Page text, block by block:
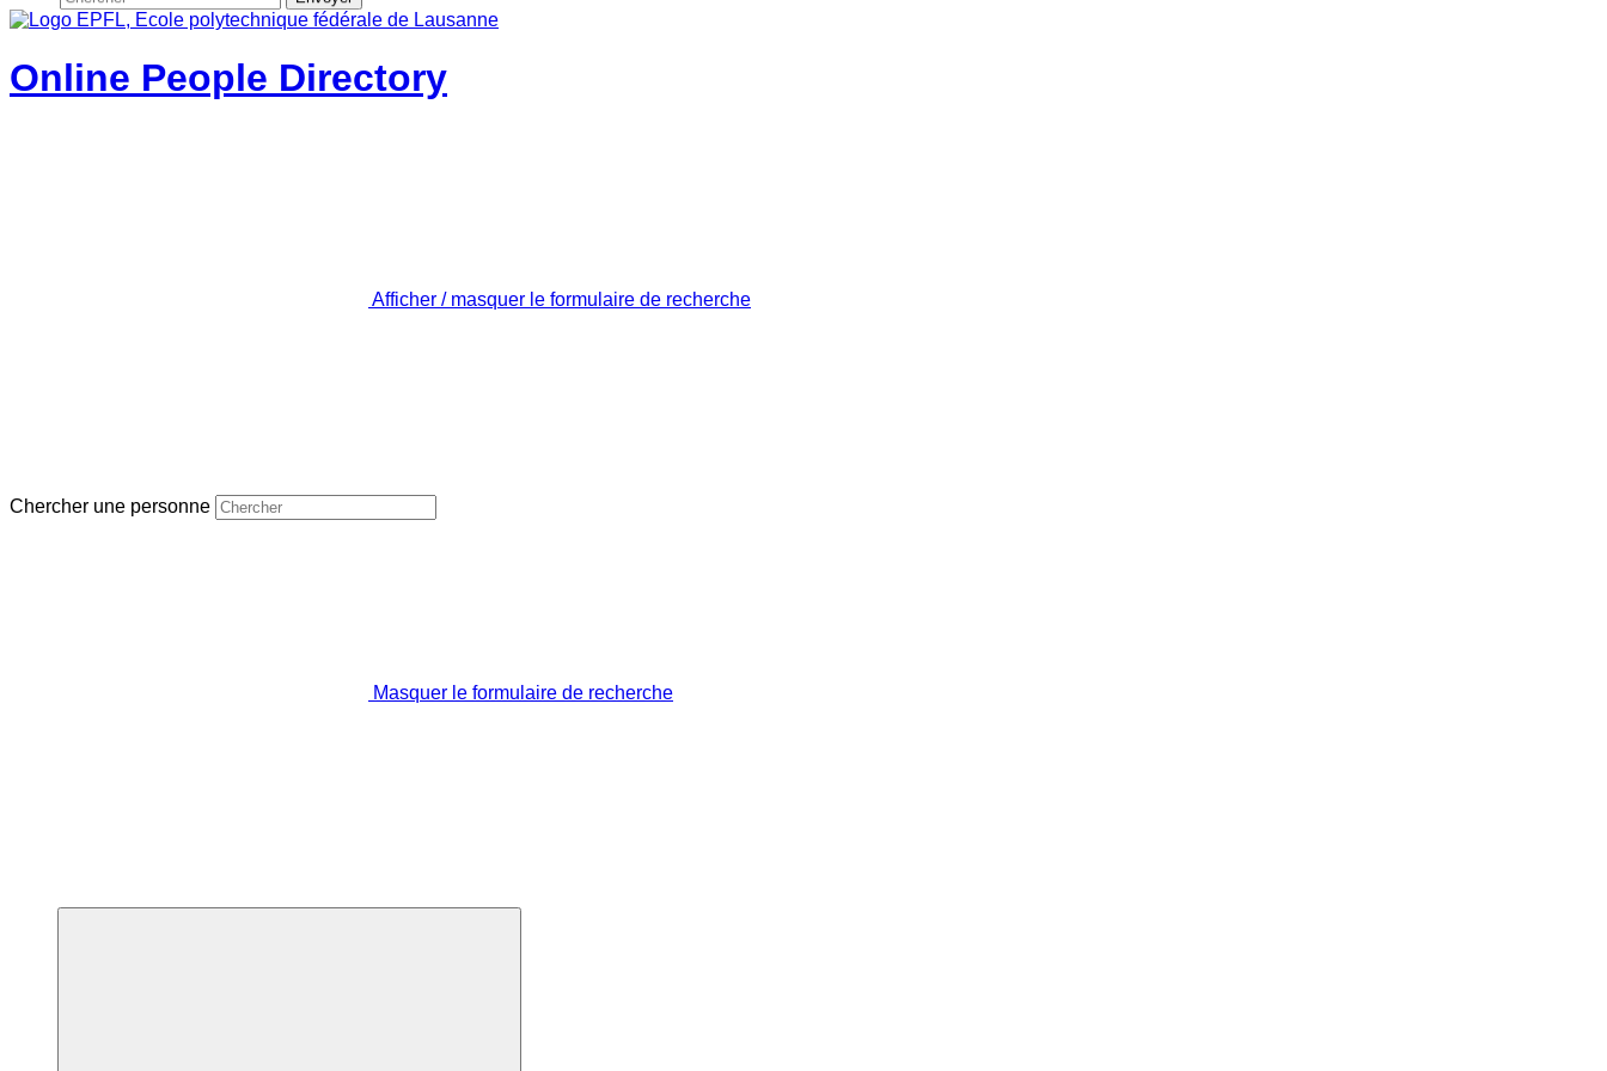
Online People Directory
Afficher / masquer le formulaire de recherche
Chercher une personne
Masquer le formulaire de recherche